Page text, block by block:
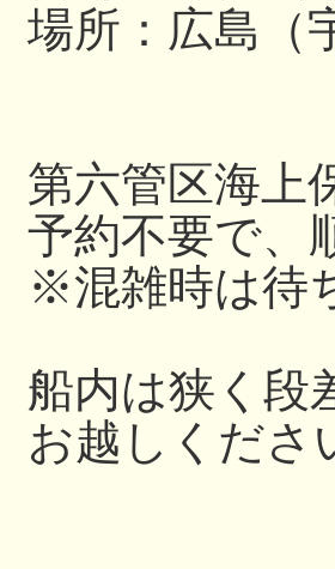
場所：広島
第六管区海上
予約不要で、
※混雑時は待
船内は狭く段
お越しくださ